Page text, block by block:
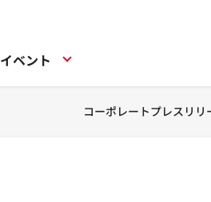
イベント
コーポレートプレスリリ